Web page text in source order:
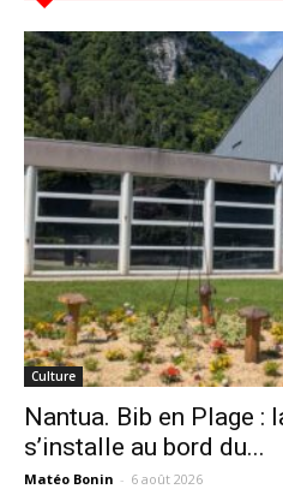
Culture
Nantua. Bib en Plage :
s’installe au bord du...
Matéo Bonin - 6 août 2026